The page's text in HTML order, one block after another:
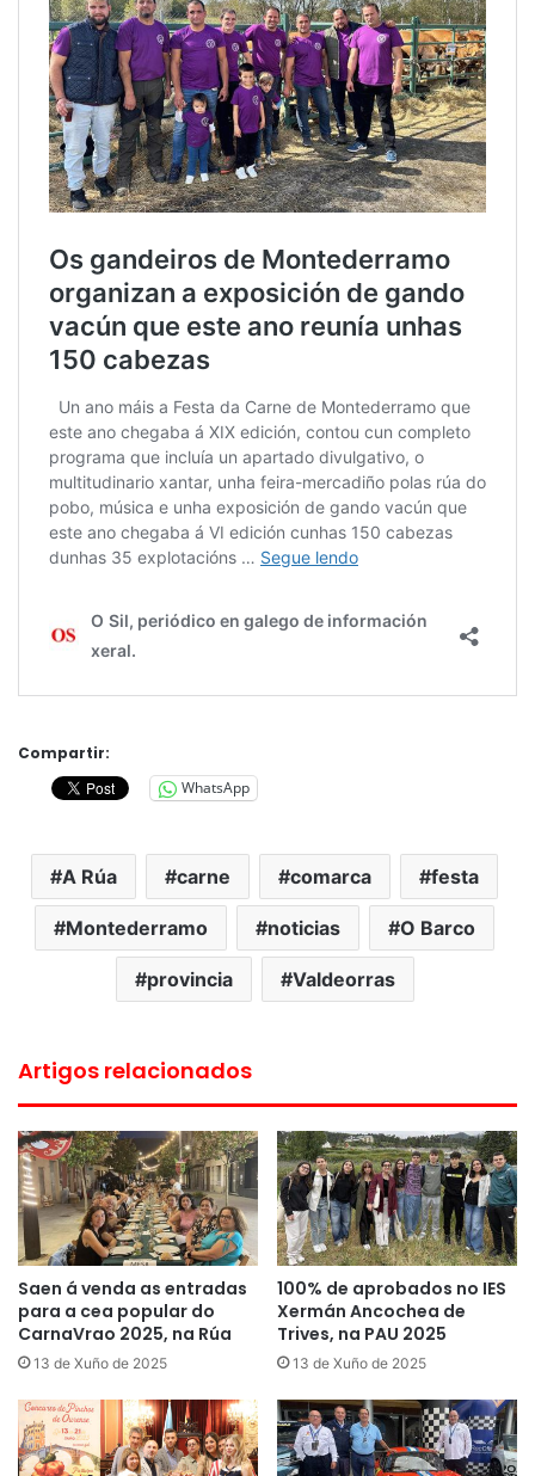
Compartir:
WhatsApp
A Rúa carne comarca festa
Montederramo noticias O Barco
provincia Valdeorras
Artigos relacionados
Saen á venda as entradas
para a cea popular do
CarnaVrao 2025, na Rúa
13 de Xuño de 2025
100% de aprobados no IES
Xermán Ancochea de
Trives, na PAU 2025
13 de Xuño de 2025